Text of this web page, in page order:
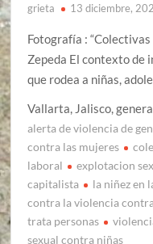
grieta 13 diciembre,
Fotografía :
Zepeda El contexto de
que rodea a niñas,
Vallarta, Jalisco,
alerta de violencia de
contra las mujeres
laboral
explotacion
capitalista
la niñez en
contra la violencia
trata personas
sexual contra niñas